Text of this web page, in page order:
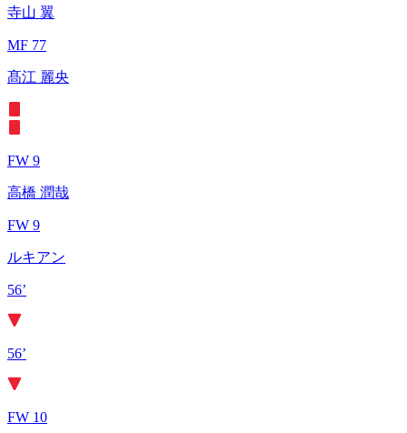
寺山 翼
MF 77
髙江 麗央
FW 9
高橋 潤哉
FW 9
ルキアン
56’
56’
FW 10